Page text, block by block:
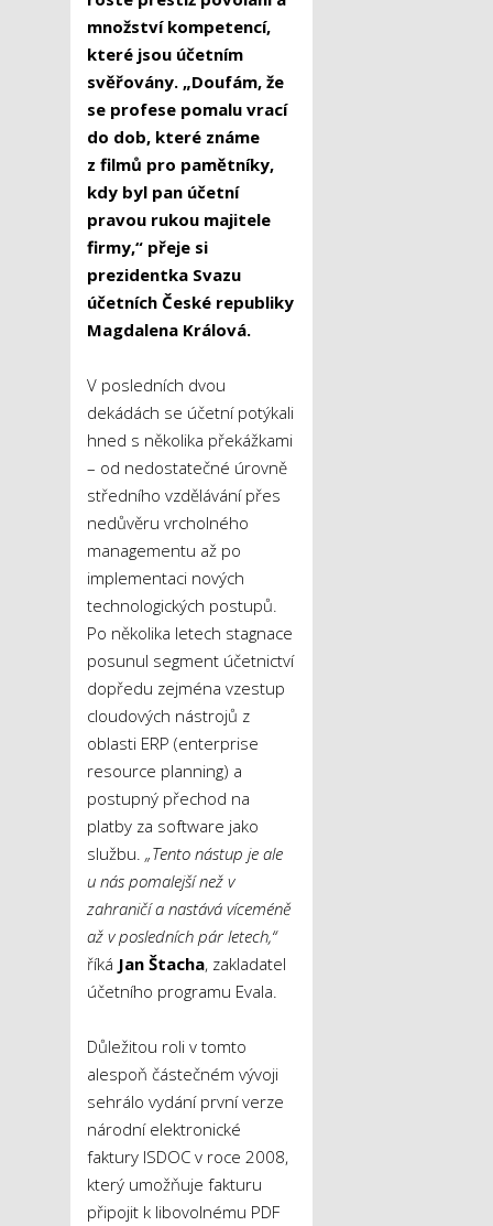
množství kompetencí,
které jsou účetním
svěřovány. „Doufám, že
se profese pomalu vrací
do dob, které známe
z filmů pro pamětníky,
kdy byl pan účetní
pravou rukou majitele
firmy,“ přeje si
prezidentka Svazu
účetních České republiky
Magdalena Králová.
V posledních dvou
dekádách se účetní potýkali
hned s několika překážkami
– od nedostatečné úrovně
středního vzdělávání přes
nedůvěru vrcholného
managementu až po
implementaci nových
technologických postupů.
Po několika letech stagnace
posunul segment účetnictví
dopředu zejména vzestup
cloudových nástrojů z
oblasti ERP (enterprise
resource planning) a
postupný přechod na
platby za software jako
službu. „Tento nástup je ale
u nás pomalejší než v
zahraničí a nastává víceméně
až v posledních pár letech,“
říká Jan Štacha, zakladatel
účetního programu Evala.
Důležitou roli v tomto
alespoň částečném vývoji
sehrálo vydání první verze
národní elektronické
faktury ISDOC v roce 2008,
který umožňuje fakturu
připojit k libovolnému PDF